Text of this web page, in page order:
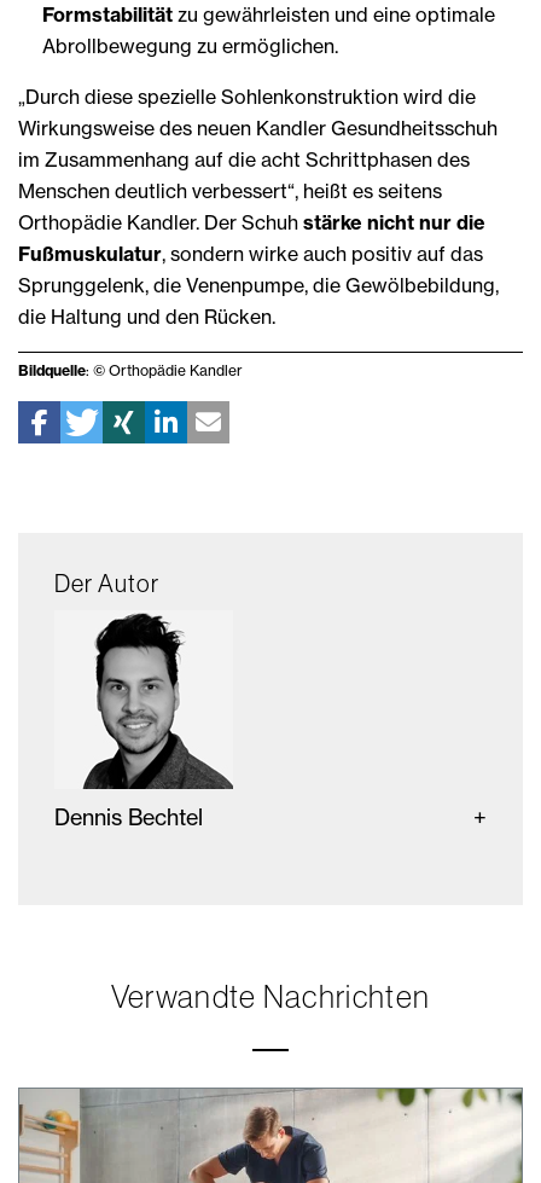
Formstabilität zu gewährleisten und eine optimale
Abrollbewegung zu ermöglichen.
„Durch diese spezielle Sohlenkonstruktion wird die
Wirkungsweise des neuen Kandler Gesundheitsschuh
im Zusammenhang auf die acht Schrittphasen des
Menschen deutlich verbessert“, heißt es seitens
Orthopädie Kandler. Der Schuh stärke nicht nur die
Fußmuskulatur, sondern wirke auch positiv auf das
Sprunggelenk, die Venenpumpe, die Gewölbebildung,
die Haltung und den Rücken.
Bildquelle: © Orthopädie Kandler
Der Autor
Dennis Bechtel
Verwandte Nachrichten